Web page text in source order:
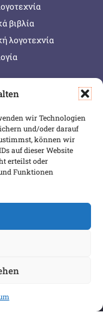
wir Technologien
und/oder darauf
können wir
auf dieser Website
erteilst oder
Funktionen
βιβλία
λογοτεχνία
BEZAHLEN